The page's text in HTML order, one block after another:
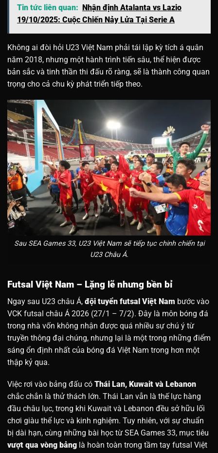
Tin tức liên quan: Nhận định Atalanta vs Lazio
19/10/2025: Cuộc Chiến Nảy Lửa Tại Serie A
Không ai đòi hỏi U23 Việt Nam phải tái lập kỳ tích á quân
năm 2018, nhưng một hành trình tiến sâu, thể hiện được
bản sắc và tinh thần thi đấu rõ ràng, sẽ là thành công quan
trọng cho cả chu kỳ phát triển tiếp theo.
Sau SEA Games 33, U23 Việt Nam sẽ tiếp tục chinh chiến tại
U23 Châu Á.
Futsal Việt Nam – Lặng lẽ nhưng bền bỉ
Ngay sau U23 châu Á, đội tuyển futsal Việt Nam bước vào
VCK futsal châu Á 2026 (27/1 – 7/2). Đây là môn bóng đá
trong nhà vốn không nhận được quá nhiều sự chú ý từ
truyền thông đại chúng, nhưng lại là một trong những điểm
sáng ổn định nhất của bóng đá Việt Nam trong hơn một
thập kỷ qua.
Việc rơi vào bảng đấu có Thái Lan, Kuwait và Lebanon
chắc chắn là thử thách lớn. Thái Lan vẫn là thế lực hàng
đầu châu lục, trong khi Kuwait và Lebanon đều sở hữu lối
chơi giàu thể lực và kinh nghiệm. Tuy nhiên, với sự chuẩn
bị dài hạn, cùng những bài học từ SEA Games 33, mục tiêu
vượt qua vòng bảng là hoàn toàn trong tầm tay futsal Việt